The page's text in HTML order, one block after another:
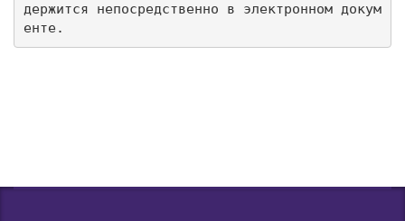
держится непосредственно в электронном докум
енте.